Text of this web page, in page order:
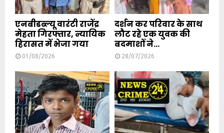
एनबीडब्ल्यू वारंटी राजेंद्र
मेहता गिरफ्तार, न्यायिक
हिरासत में भेजा गया
01/08/2026
दर्शन कर परिवार के साथ
लौट रहे एक युवक की
बदमाशों ने...
28/07/2026